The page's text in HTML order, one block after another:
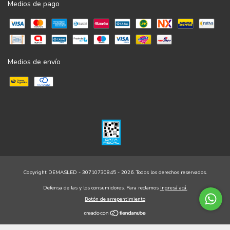
Medios de pago
Medios de envío
Copyright DEMASLED - 30710730845 - 2026. Todos los derechos reservados.
Defensa de las y los consumidores. Para reclamos ingresá acá.
Botón de arrepentimiento